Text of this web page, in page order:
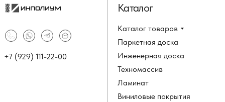
Каталог товаров
Паркетная доска
Инженерная доска
Техномассив
+7 (929) 111-22-00
Каталог
Ламинат
Виниловые покрытия